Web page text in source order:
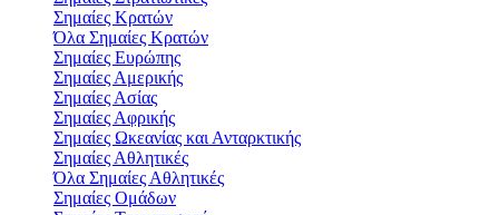
Σημαίες Κρατών
Όλα Σημαίες Κρατών
Σημαίες Ευρώπης
Σημαίες Αμερικής
Σημαίες Ασίας
Σημαίες Αφρικής
Σημαίες Ωκεανίας και Ανταρκτικής
Σημαίες Αθλητικές
Όλα Σημαίες Αθλητικές
Σημαίες Ομάδων